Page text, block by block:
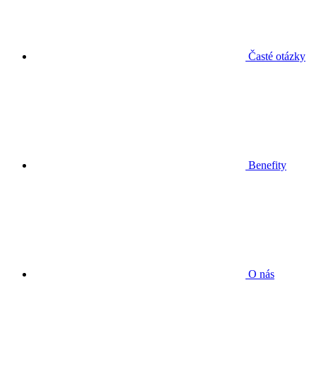
Časté otázky
Benefity
O nás